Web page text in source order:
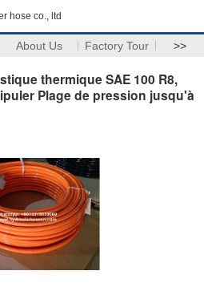
hose co., ltd
About Us Factory Tour >>
thermique SAE 100 R8,
Plage de pression jusqu'à